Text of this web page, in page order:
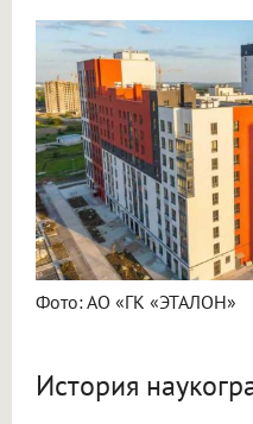
Фото: АО «ГК «ЭТАЛОН»
История